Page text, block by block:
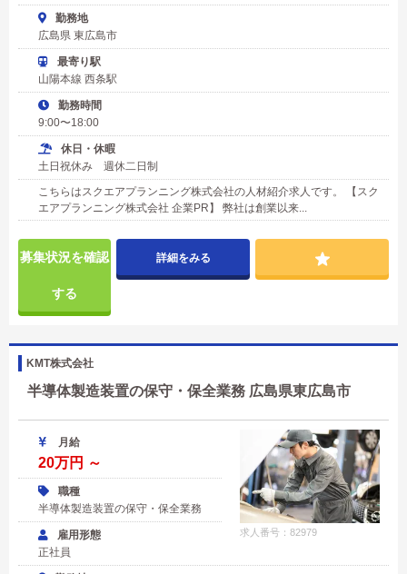
勤務地
広島県 東広島市
最寄り駅
山陽本線 西条駅
勤務時間
9:00〜18:00
休日・休暇
土日祝休み 週休二日制
こちらはスクエアプランニング株式会社の人材紹介求人です。 【スク
エアプランニング株式会社 企業PR】 弊社は創業以来...
募集状況を確認
する
詳細をみる
KMT株式会社
半導体製造装置の保守・保全業務 広島県東広島市
求人番号：82979
月給
20万円 ～
職種
半導体製造装置の保守・保全業務
雇用形態
正社員